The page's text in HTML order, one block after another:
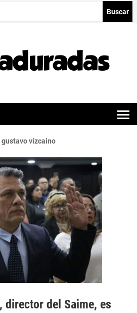
gustavo vizcaino
director del Saime, es